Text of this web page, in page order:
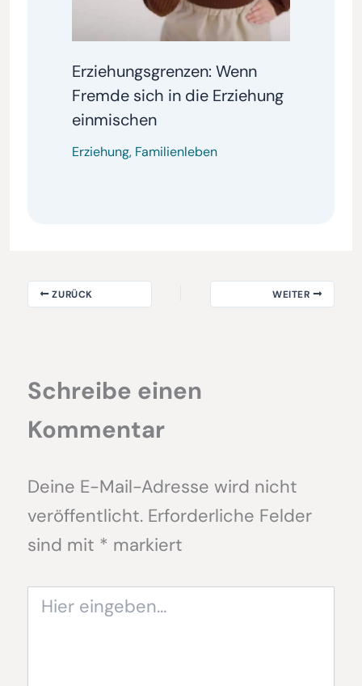
Erziehungsgrenzen: Wenn
Fremde sich in die Erziehung
einmischen
Erziehung, Familienleben
ZURÜCK WEITER
Schreibe einen
Kommentar
Deine E-Mail-Adresse wird nicht
veröffentlicht. Erforderliche Felder
sind mit * markiert
eingeben…